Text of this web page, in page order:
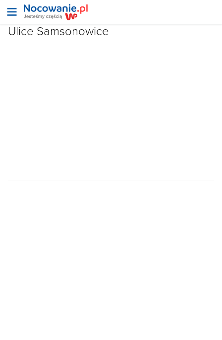
Ulice Samsonowice